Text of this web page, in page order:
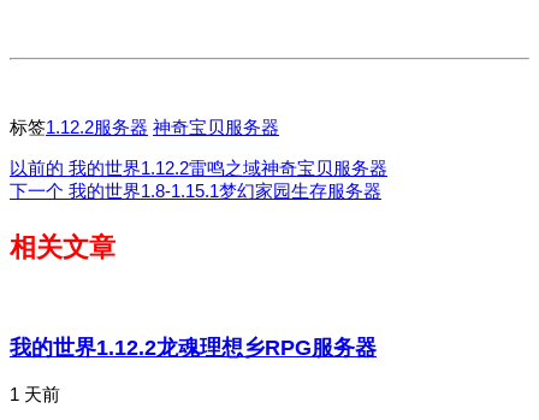
标签1.12.2服务器 神奇宝贝服务器
以前的 我的世界1.12.2雷鸣之域神奇宝贝服务器
下一个 我的世界1.8-1.15.1梦幻家园生存服务器
相关文章
我的世界1.12.2龙魂理想乡RPG服务器
1 天前